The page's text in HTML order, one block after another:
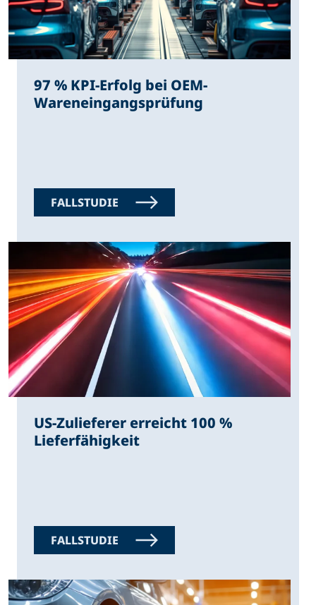
97 % KPI-Erfolg bei OEM-
Wareneingangsprüfung
FALLSTUDIE
US-Zulieferer erreicht 100 %
Lieferfähigkeit
FALLSTUDIE